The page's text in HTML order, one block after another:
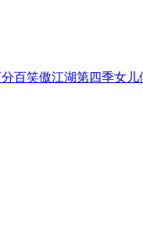
百笑傲江湖第四季女儿